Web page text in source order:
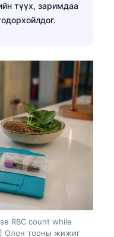
түүх, заримдаа
RBC count while
Олон тооны жижиг